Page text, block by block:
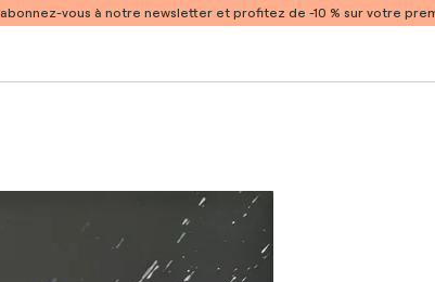
abonnez-vous à notre newsletter et profitez de -10 % sur votre